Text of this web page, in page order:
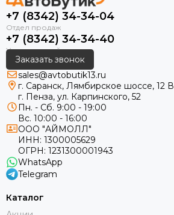
+7 (8342) 34-34-04
+7 (8342) 34-34-40
Заказать звонок
sales@avtobutik13.ru
г. Саранск, Лямбирское шоссе, 12 В
г. Пенза, ул. Карпинского, 52
Пн. - Сб. 9:00 - 19:00
Вс. 10:00 - 16:00
ООО "АЙМОЛЛ"
ИНН: 1300005629
ОГРН: 1231300001943
WhatsApp
Telegram
Каталог